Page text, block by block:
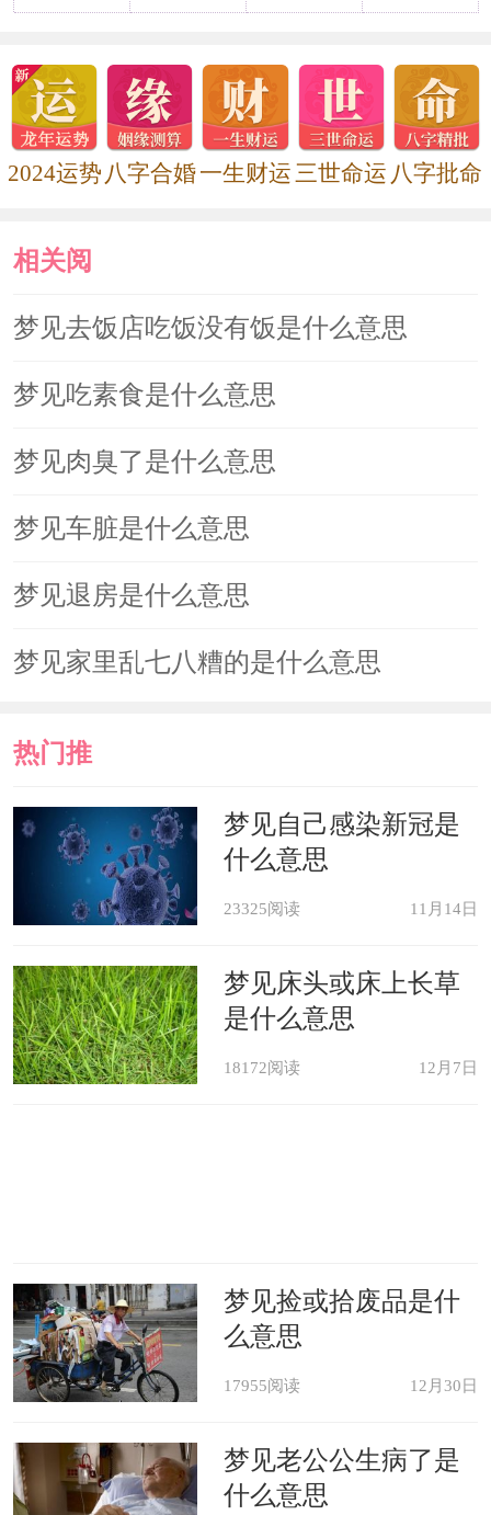
2024运势 八字合婚一生财运三世命运 八字批命
相关阅
读
梦见去饭店吃饭没有饭是什么意思
梦见吃素食是什么意思
梦见肉臭了是什么意思
梦见车脏是什么意思
梦见退房是什么意思
梦见家里乱七八糟的是什么意思
热门推
荐
梦见自己感染新冠是
什么意思
23325阅读 11月14日
梦见床头或床上长草
是什么意思
18172阅读 12月7日
梦见捡或拾废品是什
么意思
17955阅读 12月30日
梦见老公公生病了是
什么意思